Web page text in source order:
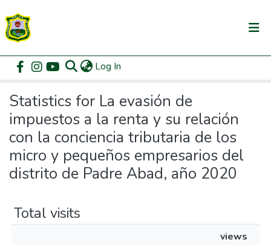
Log In
Communities & Collections
All of DSpace
Home Statistics
Statistics for La evasión de
impuestos a la renta y su relación
con la conciencia tributaria de los
micro y pequeños empresarios del
distrito de Padre Abad, año 2020
Total visits
views